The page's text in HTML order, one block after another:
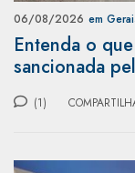
06/08/2026 em
Entenda o
sancionada
(1)